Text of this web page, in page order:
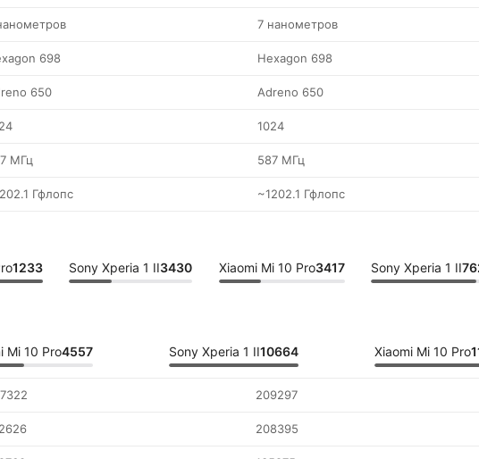
7 нанометров
698 Hexagon 698
650 Adreno 650
1024
МГц 587 МГц
Гфлопс ~1202.1 Гфлопс
1233 Sony Xperia 1 II3430 Xiaomi Mi 10 Pro3417 Sony Xperia 1 II
Mi 10 Pro4557 Sony Xperia 1 II10664 Xiaomi Mi 10 Pro
209297
208395